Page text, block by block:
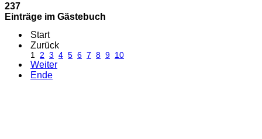
237
Einträge im Gästebuch
Start
Zurück
1 2 3 4 5 6 7 8 9 10
Weiter
Ende